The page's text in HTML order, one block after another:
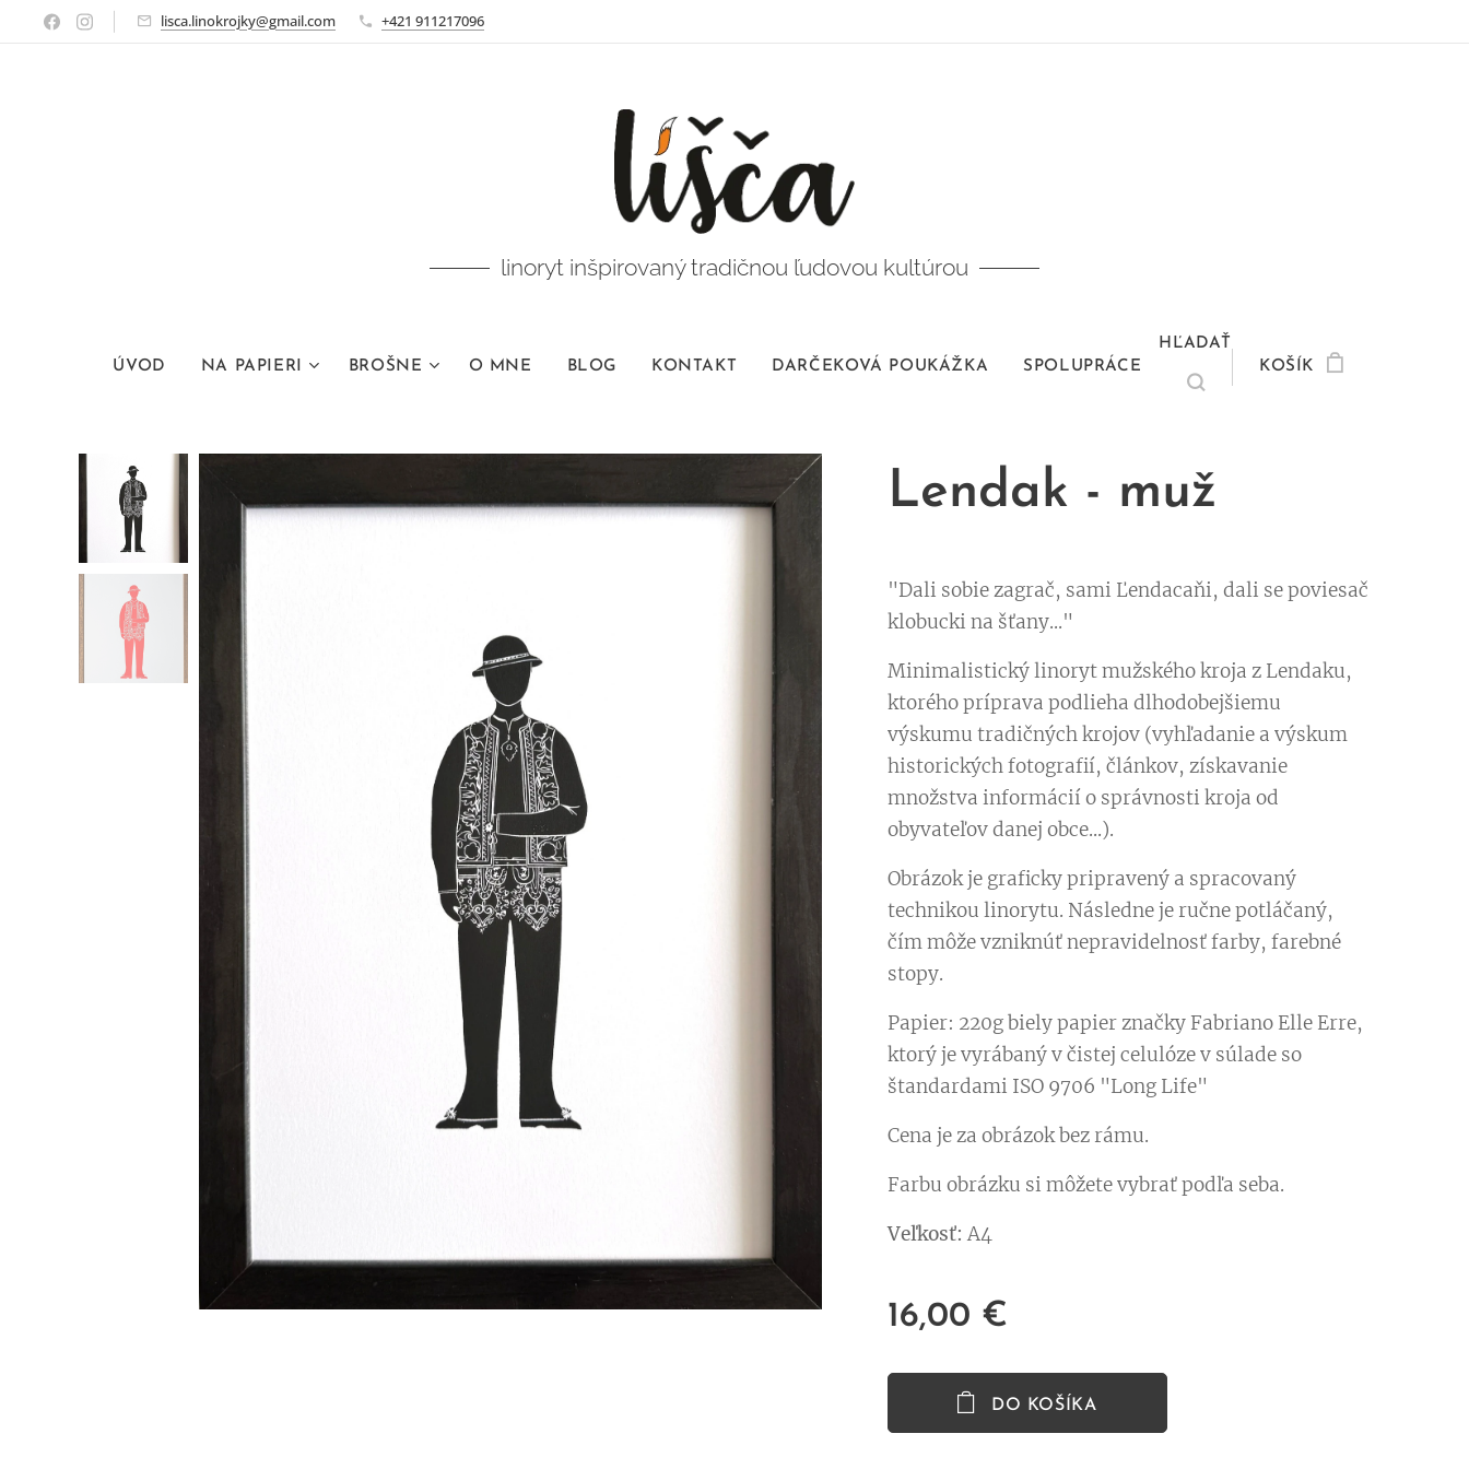
lisca.linokrojky@gmail.com +421 911217096
linoryt inšpirovaný tradičnou ľudovou kultúrou
ÚVOD NA PAPIERI BROŠNE O MNE BLOG KONTAKT DARČEKOVÁ POUKÁŽKA SPOLUPRÁCE
HĽADAŤ
KOŠÍK
Lendak - muž
"Dali sobie zagrač, sami Ľendacaňi, dali se poviesač
klobucki na šťany..."
Minimalistický linoryt mužského kroja z Lendaku,
ktorého príprava podlieha dlhodobejšiemu
výskumu tradičných krojov (vyhľadanie a výskum
historických fotografií, článkov, získavanie
množstva informácií o správnosti kroja od
obyvateľov danej obce...).
Obrázok je graficky pripravený a spracovaný
technikou linorytu. Následne je ručne potláčaný,
čím môže vzniknúť nepravidelnosť farby, farebné
stopy.
Papier: 220g biely papier značky Fabriano Elle Erre,
ktorý je vyrábaný v čistej celulóze v súlade so
štandardami ISO 9706 "Long Life"
Cena je za obrázok bez rámu.
Farbu obrázku si môžete vybrať podľa seba.
Veľkosť: A4
16,00 €
DO KOŠÍKA